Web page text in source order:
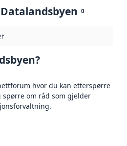
0
hvor du kan etterspørre
om råd som gjelder